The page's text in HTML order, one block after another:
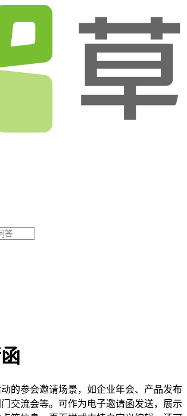
的参会邀请场景，如企业年会、产品发布
交流会等。可作为电子邀请函发送，展示